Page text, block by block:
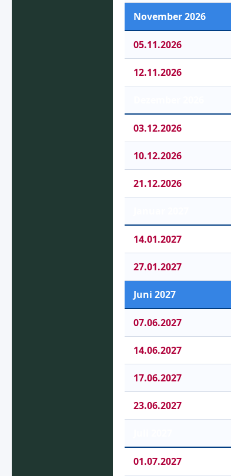
November 2026
05.11.2026
12.11.2026
03.12.2026
10.12.2026
21.12.2026
14.01.2027
27.01.2027
Juni 2027
07.06.2027
14.06.2027
17.06.2027
23.06.2027
01.07.2027